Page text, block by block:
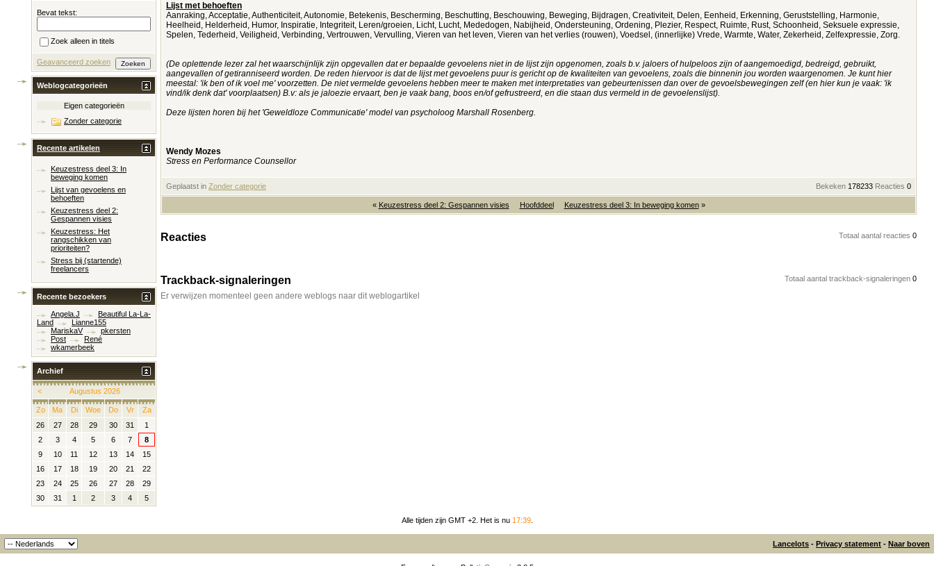
Lijst met behoeften
Aanraking, Acceptatie, Authenticiteit, Autonomie, Betekenis, Bescherming, Beschutting, Beschouwing, Beweging, Bijdragen, Creativiteit, Delen, Eenheid, Erkenning, Geruststelling, Harmonie,
Heelheid, Helderheid, Humor, Inspiratie, Integriteit, Leren/groeien, Licht, Lucht, Mededogen, Nabijheid, Ondersteuning, Ordening, Plezier, Respect, Ruimte, Rust, Schoonheid, Seksuele expressie,
Spelen, Tederheid, Veiligheid, Verbinding, Vertrouwen, Vervulling, Vieren van het leven, Vieren van het verlies (rouwen), Voedsel, (innerlijke) Vrede, Warmte, Water, Zekerheid, Zelfexpressie, Zorg.
(De oplettende lezer zal het waarschijnlijk zijn opgevallen dat er bepaalde gevoelens niet in de lijst zijn opgenomen, zoals b.v. jaloers of hulpeloos zijn of aangemoedigd, bedreigd, gebruikt,
aangevallen of getiranniseerd worden. De reden hiervoor is dat de lijst met gevoelens puur is gericht op de kwaliteiten van gevoelens, zoals die binnenin jou worden waargenomen. Je kunt hier
meestal: 'ik ben of ik voel me' voorzetten. De niet vermelde gevoelens hebben meer te maken met interpretaties van gebeurtenissen dan over de gevoelsbewegingen zelf (en hier kun je vaak: 'ik
vind/ik denk dat' voorplaatsen) B.v: als je jaloezie ervaart, ben je vaak bang, boos en/of gefrustreerd, en die staan dus vermeld in de gevoelenslijst).
Deze lijsten horen bij het 'Geweldloze Communicatie' model van psycholoog Marshall Rosenberg.
Wendy Mozes
Stress en Performance Counsellor
Geplaatst in Zonder categorie Bekeken 178233 Reacties 0
« Keuzestress deel 2: Gespannen visies Hoofddeel Keuzestress deel 3: In beweging komen»
Totaal aantal reacties 0
Reacties
Totaal aantal trackback-signaleringen 0
Trackback-signaleringen
Er verwijzen momenteel geen andere weblogs naar dit weblogartikel
Bevat tekst:
Zoek alleen in titels
Geavanceerd zoeken
Weblogcategorieën
Eigen categorieën
Zonder categorie
Recente artikelen
Keuzestress deel 3: In
beweging komen
Lijst van gevoelens en
behoeften
Keuzestress deel 2:
Gespannen visies
Keuzestress: Het
rangschikken van
prioriteiten?
Stress bij (startende)
freelancers
Recente bezoekers
Angela.J
Beautiful La-La-
Land
Lianne155
MariskaV
pkersten
Post
René
wkamerbeek
Archief
< Augustus 2026
Zo Ma Di Woe Do Vr
Za
26
27 28 29 30 31
1
2
3 4 5 6 7
8
9
10 11 12 13 14
15
16
17 18 19 20 21
22
23
24 25 26 27 28
29
30
31 1 2 3 4 5
Alle tijden zijn GMT +2. Het is nu 17:39.
Lancelots - Privacy statement - Naar boven